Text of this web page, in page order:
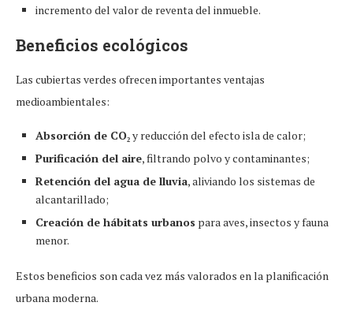
incremento del valor de reventa del inmueble.
Beneficios ecológicos
Las cubiertas verdes ofrecen importantes ventajas
medioambientales:
Absorción de CO₂y reducción del efecto isla de calor;
Purificación del aire, filtrando polvo y contaminantes;
Retención del agua de lluvia, aliviando los sistemas de
alcantarillado;
Creación de hábitats urbanos para aves, insectos y fauna
menor.
Estos beneficios son cada vez más valorados en la planificación
urbana moderna.